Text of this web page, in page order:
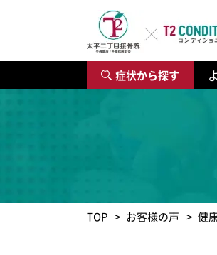
症状から探す
腰・背中に関する症状
首・肩に関する症状
頭に関する症状
膝・足に関する症状
手・腕に関する症状
スポーツに関する症状
ぎっくり腰（急性腰痛）
不調に関する症状
肩こり（慢性肩こり・スマホ首）
ぎっくり腰（急性腰痛）
その他症状
TOP お客様の声 健